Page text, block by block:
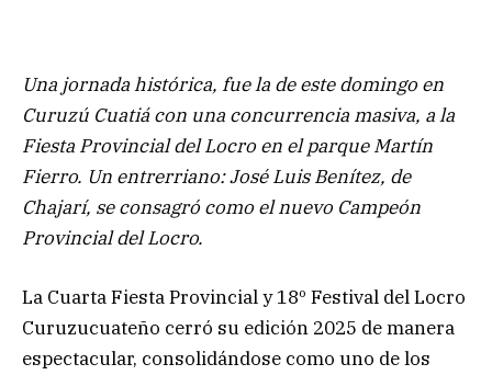
Una jornada histórica, fue la de este domingo en
Curuzú Cuatiá con una concurrencia masiva, a la
Fiesta Provincial del Locro en el parque Martín
Fierro. Un entrerriano: José Luis Benítez, de
Chajarí, se consagró como el nuevo Campeón
Provincial del Locro.
La Cuarta Fiesta Provincial y 18º Festival del Locro
Curuzucuateño cerró su edición 2025 de manera
espectacular, consolidándose como uno de los